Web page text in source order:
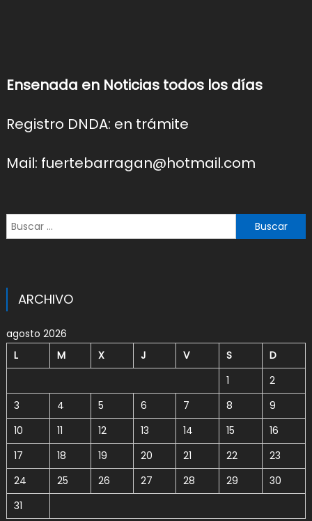
Ensenada en Noticias todos los días
Registro DNDA: en trámite
Mail: fuertebarragan@hotmail.com
Buscar:
ARCHIVO
agosto 2026
L
M X J V S
D
1
2
3
4 5 6 7 8
9
10
11 12 13 14 15
16
17
18 19 20 21 22
23
24
25 26 27 28 29
30
31